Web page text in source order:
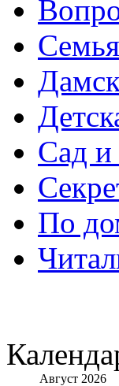
Сад и
По
Август 2026